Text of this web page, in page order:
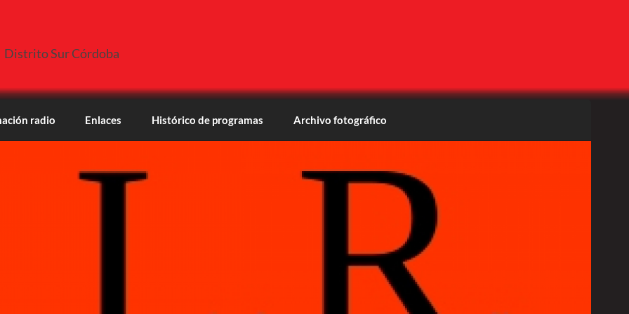
Distrito Sur Córdoba
radio Enlaces Histórico de programas Archivo fotográfico